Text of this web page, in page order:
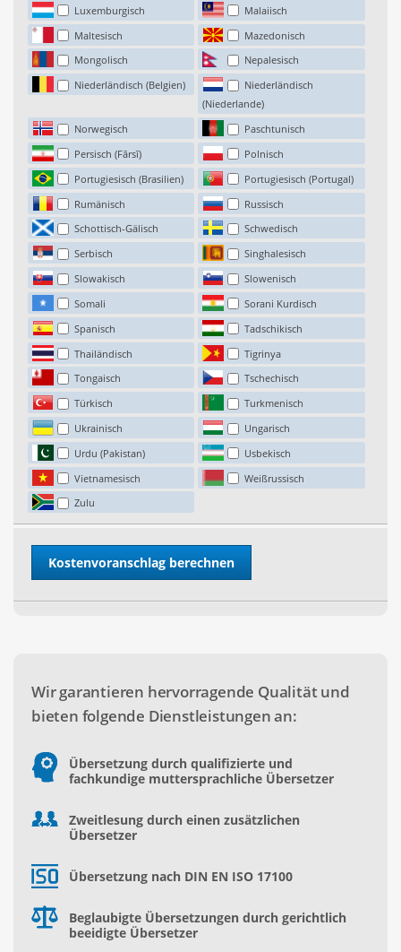
Luxemburgisch
Malaiisch
Maltesisch
Mazedonisch
Mongolisch
Nepalesisch
Niederländisch (Belgien)
Niederländisch
(Niederlande)
Norwegisch
Paschtunisch
Persisch (Fārsī)
Polnisch
Portugiesisch (Brasilien)
Portugiesisch (Portugal)
Rumänisch
Russisch
Schottisch-Gälisch
Schwedisch
Serbisch
Singhalesisch
Slowakisch
Slowenisch
Somali
Sorani Kurdisch
Spanisch
Tadschikisch
Thailändisch
Tigrinya
Tongaisch
Tschechisch
Türkisch
Turkmenisch
Ukrainisch
Ungarisch
Urdu (Pakistan)
Usbekisch
Vietnamesisch
Weißrussisch
Zulu
Wir garantieren hervorragende Qualität und
bieten folgende Dienstleistungen an:
Übersetzung durch qualifizierte und
fachkundige muttersprachliche Übersetzer
Zweitlesung durch einen zusätzlichen
Übersetzer
Übersetzung nach DIN EN ISO 17100
Beglaubigte Übersetzungen durch gerichtlich
beeidigte Übersetzer